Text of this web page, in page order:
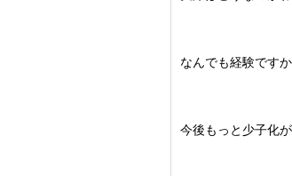
なんでも経験ですか
今後もっと少子化